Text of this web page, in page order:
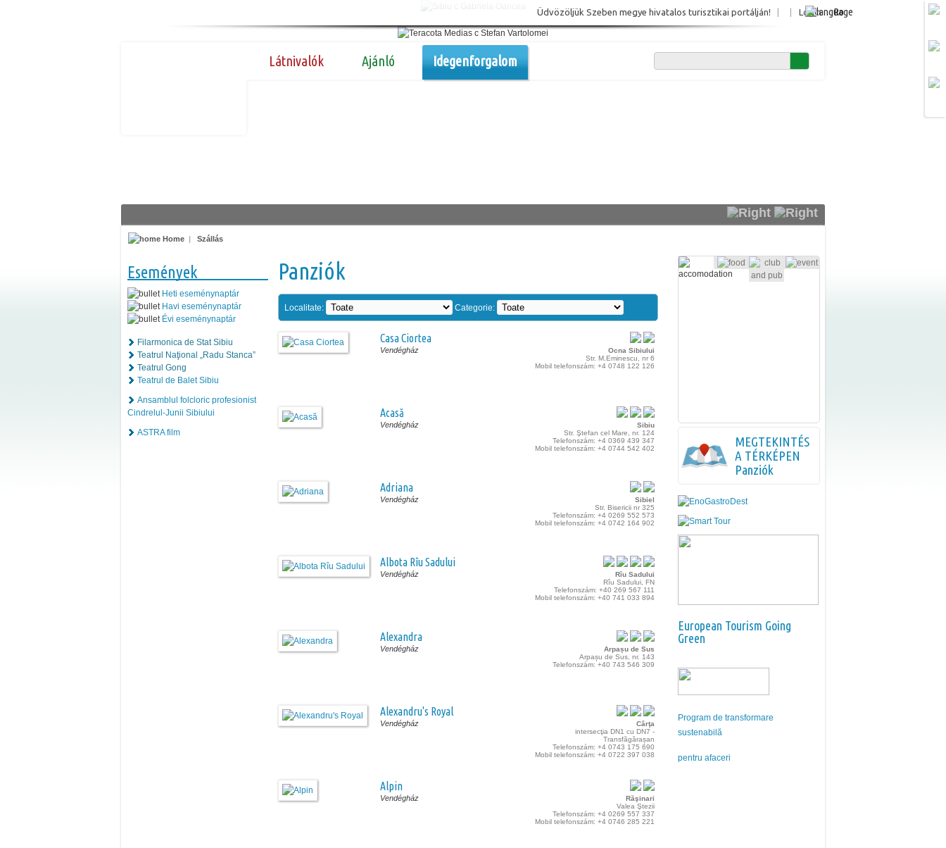
Login Ro
Üdvözöljük Szeben megye hivatalos turisztikai portálján!
Látnivalók Ajánló Idegenforgalom
Home | Szállás
Események
Heti eseménynaptár
Havi eseménynaptár
Évi eseménynaptár
Filarmonica de Stat Sibiu
Teatrul Naţional „Radu Stanca”
Teatrul Gong
Teatrul de Balet Sibiu
Ansamblul folcloric profesionist
Cindrelul-Junii Sibiului
ASTRA film
Panziók
Localitate: Categorie:
Casa Ciortea
Ocna Sibiului
Str. M.Eminescu, nr 6
Mobil telefonszám: +4 0748 122 126
Vendégház
Acasă
Sibiu
Str. Ştefan cel Mare, nr. 124
Telefonszám: +4 0369 439 347
Mobil telefonszám: +4 0744 542 402
Vendégház
Adriana
Sibiel
Str. Bisericii nr 325
Telefonszám: +4 0269 552 573
Mobil telefonszám: +4 0742 164 902
Vendégház
Albota Rîu Sadului
Rîu Sadului
Rîu Sadului, FN
Telefonszám: +40 269 567 111
Mobil telefonszám: +40 741 033 894
Vendégház
Alexandra
Arpașu de Sus
Arpașu de Sus, nr. 143
Telefonszám: +40 743 546 309
Vendégház
Alexandru's Royal
Cârţa
intersecţia DN1 cu DN7 -
Transfăgărașan
Telefonszám: +4 0743 175 690
Mobil telefonszám: +4 0722 397 038
Vendégház
Alpin
Răşinari
Valea Ştezii
Telefonszám: +4 0269 557 337
Mobil telefonszám: +4 0746 285 221
Vendégház
MEGTEKINTÉS
A TÉRKÉPEN
Panziók
European Tourism Going
Green
Program de transformare
sustenabilă
pentru afaceri